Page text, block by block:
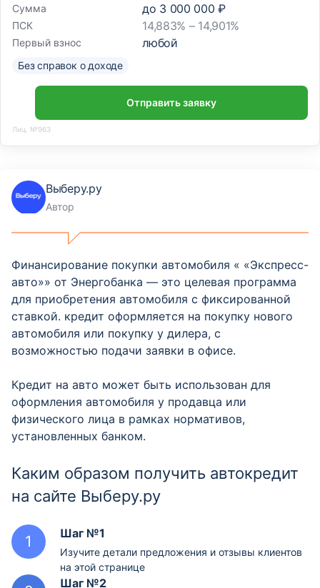
Сумма
до 3 000 000 ₽
ПСК 14,883% – 14,901%
Первый взнос любой
Без справок о доходе
Отправить заявку
Лиц. №963
Выберу.ру
Автор
Финансирование покупки автомобиля « «Экспресс-
авто»» от Энергобанка — это целевая программа
для приобретения автомобиля с фиксированной
ставкой. кредит оформляется на покупку нового
автомобиля или покупку у дилера, с
возможностью подачи заявки в офисе.
Кредит на авто может быть использован для
оформления автомобиля у продавца или
физического лица в рамках нормативов,
установленных банком.
Каким образом получить автокредит
на сайте Выберу.ру
Шаг №1
Изучите детали предложения и отзывы клиентов
на этой странице
Шаг №2